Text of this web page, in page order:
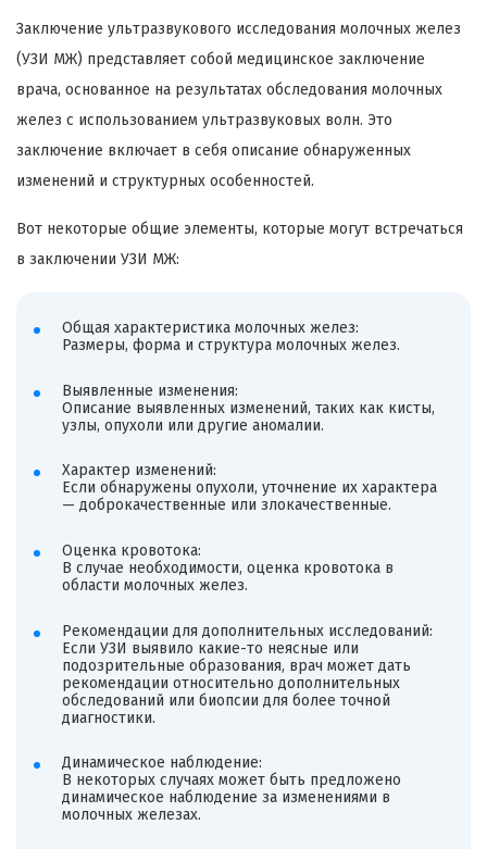
Заключение ультразвукового исследования молочных желез
(УЗИ МЖ) представляет собой медицинское заключение
врача, основанное на результатах обследования молочных
желез с использованием ультразвуковых волн. Это
заключение включает в себя описание обнаруженных
изменений и структурных особенностей.
Вот некоторые общие элементы, которые могут встречаться
в заключении УЗИ МЖ:
Общая характеристика молочных желез:
Размеры, форма и структура молочных желез.
Выявленные изменения:
Описание выявленных изменений, таких как кисты,
узлы, опухоли или другие аномалии.
Характер изменений:
Если обнаружены опухоли, уточнение их характера
— доброкачественные или злокачественные.
Оценка кровотока:
В случае необходимости, оценка кровотока в
области молочных желез.
Рекомендации для дополнительных исследований:
Если УЗИ выявило какие-то неясные или
подозрительные образования, врач может дать
рекомендации относительно дополнительных
обследований или биопсии для более точной
диагностики.
Динамическое наблюдение:
В некоторых случаях может быть предложено
динамическое наблюдение за изменениями в
молочных железах.